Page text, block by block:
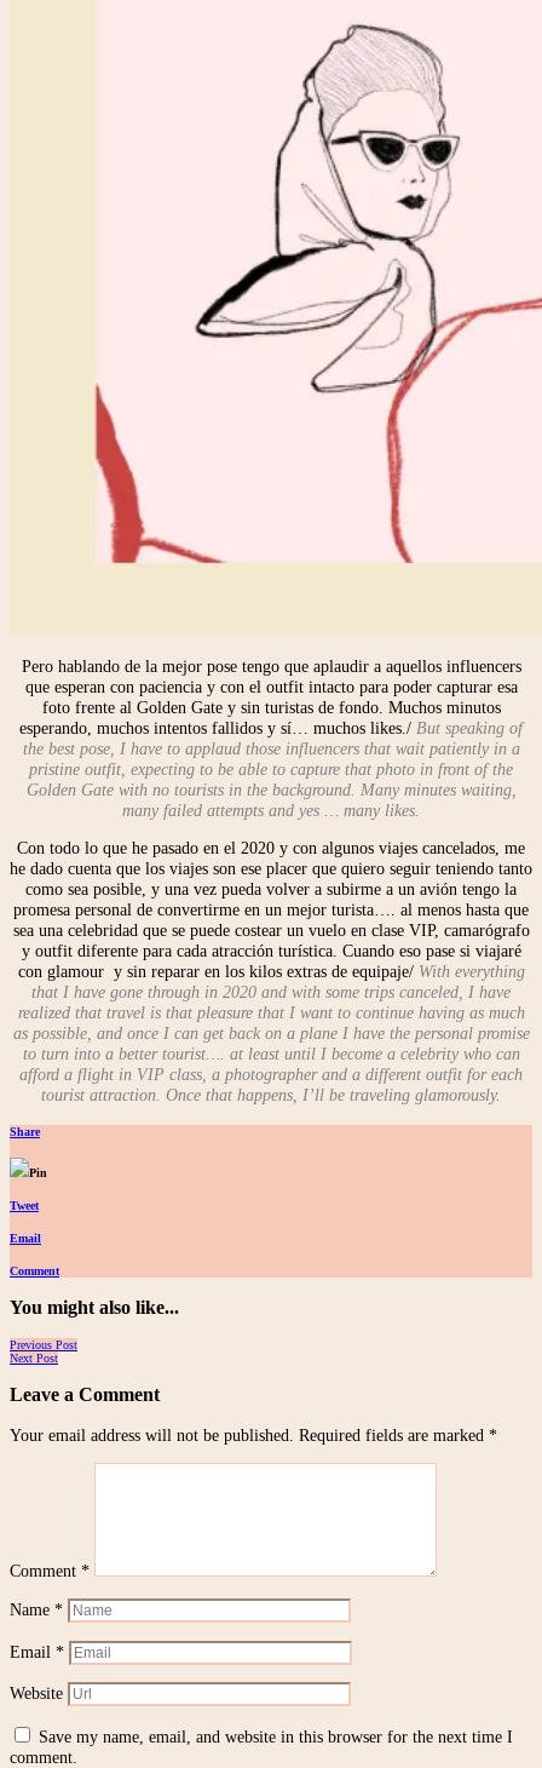
Pero hablando de la mejor pose tengo que aplaudir a aquellos influencers
que esperan con paciencia y con el outfit intacto para poder capturar esa
foto frente al Golden Gate y sin turistas de fondo. Muchos minutos
esperando, muchos intentos fallidos y sí… muchos likes./ But speaking of
the best pose, I have to applaud those influencers that wait patiently in a
pristine outfit, expecting to be able to capture that photo in front of the
Golden Gate with no tourists in the background. Many minutes waiting,
many failed attempts and yes … many likes.
Con todo lo que he pasado en el 2020 y con algunos viajes cancelados, me
he dado cuenta que los viajes son ese placer que quiero seguir teniendo tanto
como sea posible, y una vez pueda volver a subirme a un avión tengo la
promesa personal de convertirme en un mejor turista…. al menos hasta que
sea una celebridad que se puede costear un vuelo en clase VIP, camarógrafo
y outfit diferente para cada atracción turística. Cuando eso pase si viajaré
con glamour y sin reparar en los kilos extras de equipaje/ With everything
that I have gone through in 2020 and with some trips canceled, I have
realized that travel is that pleasure that I want to continue having as much
as possible, and once I can get back on a plane I have the personal promise
to turn into a better tourist…. at least until I become a celebrity who can
afford a flight in VIP class, a photographer and a different outfit for each
tourist attraction. Once that happens, I’ll be traveling glamorously.
Share
Pin
Tweet
Email
Comment
You might also like...
Posts
Previous Post
Next Post
Leave a Comment
Your email address will not be published. Required fields are marked *
Comment *
Name *
Email *
Website
Save my name, email, and website in this browser for the next time I
comment.